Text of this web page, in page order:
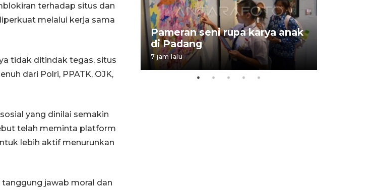
terhadap situs dan
melalui kerja sama
tidak ditindak tegas, situs
dari Polri, PPATK, OJK,
yang dinilai semakin
telah meminta platform
lebih aktif menurunkan
tanggung jawab moral dan
pembentukan
2026 10:33 WIB
Pameran seni rupa karya anak
di Padang
7 jam lalu